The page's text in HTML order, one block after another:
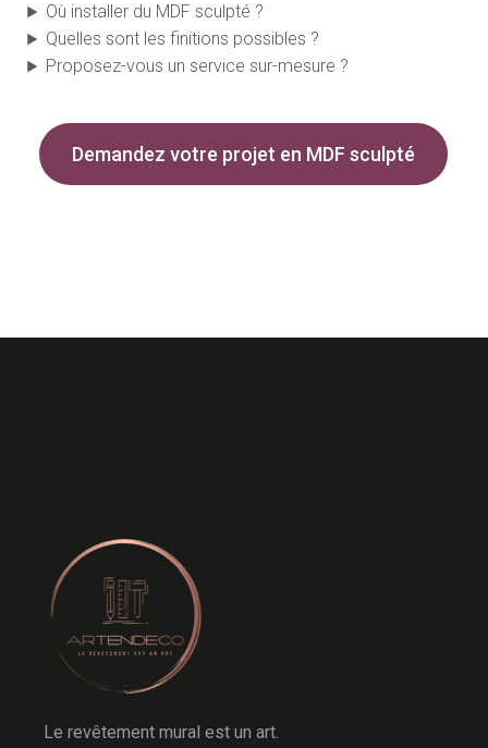
Où installer du MDF sculpté ?
Quelles sont les finitions possibles ?
Proposez-vous un service sur-mesure ?
Demandez votre projet en MDF sculpté
Le revêtement mural est un art.